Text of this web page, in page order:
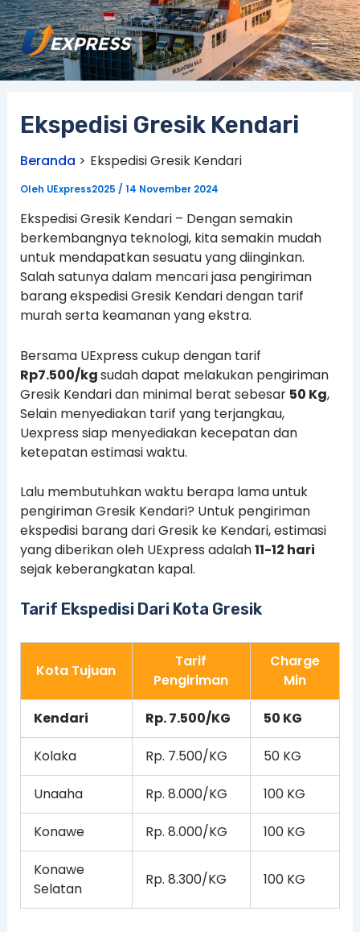
Lewati
ke
konten
Ekspedisi Gresik Kendari
Beranda Ekspedisi Gresik Kendari
Oleh UExpress2025 / 14 November 2024
Ekspedisi Gresik Kendari – Dengan semakin
berkembangnya teknologi, kita semakin mudah
untuk mendapatkan sesuatu yang diinginkan.
Salah satunya dalam mencari jasa pengiriman
barang ekspedisi Gresik Kendari dengan tarif
murah serta keamanan yang ekstra.
Bersama UExpress cukup dengan tarif
Rp7.500/kgsudah dapat melakukan pengiriman
Gresik Kendari dan minimal berat sebesar 50 Kg,
Selain menyediakan tarif yang terjangkau,
Uexpress siap menyediakan kecepatan dan
ketepatan estimasi waktu.
Lalu membutuhkan waktu berapa lama untuk
pengiriman Gresik Kendari? Untuk pengiriman
ekspedisi barang dari Gresik ke Kendari, estimasi
yang diberikan oleh UExpress adalah11-12 hari
sejak keberangkatan kapal.
Tarif Ekspedisi Dari Kota Gresik
Kota Tujuan
Tarif
Pengiriman
Charge
Min
Kendari Rp. 7.500/KG 50 KG
Kolaka Rp. 7.500/KG 50 KG
Unaaha Rp. 8.000/KG 100 KG
Konawe Rp. 8.000/KG 100 KG
Konawe
Selatan
Rp. 8.300/KG 100 KG